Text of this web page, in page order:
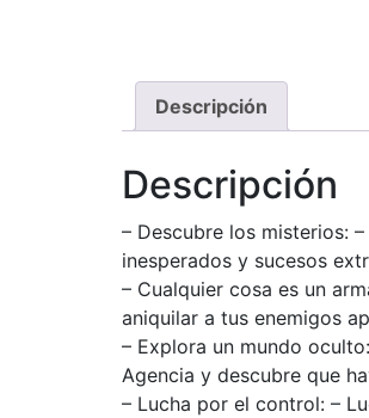
Descripción
Descripción
– Descubre los misterios:
inesperados y sucesos
– Cualquier cosa es un
aniquilar a tus enemigos
– Explora un mundo
Agencia y descubre que
– Lucha por el control: –